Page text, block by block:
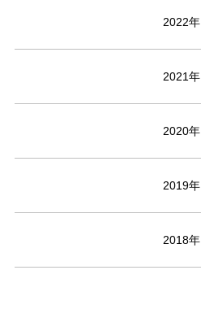
2022年
2021年
2020年
2019年
2018年